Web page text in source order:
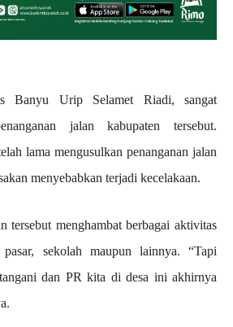
Banyu Urip Selamet Riadi, sangat
jalan kabupaten tersebut.
lama mengusulkan penanganan jalan
menyebabkan terjadi kecelakaan.
tersebut menghambat berbagai aktivitas
sekolah maupun lainnya. “Tapi
dan PR kita di desa ini akhirnya